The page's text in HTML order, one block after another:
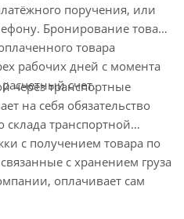
поручения, или
Бронирование товара
товара
рабочих дней с момента
счет.
через транспортные
на себя обязательство
склада транспортной
с получением товара по
с хранением груза
оплачивает сам